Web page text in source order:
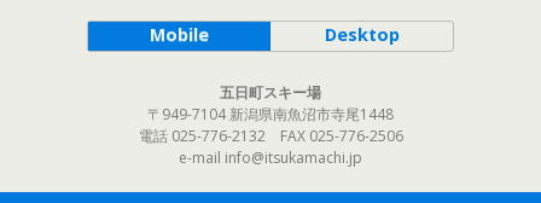
Mobile Desktop
五日町スキー場
〒949-7104 新潟県南魚沼市寺尾1448
電話 025-776-2132 FAX 025-776-2506
e-mail info@itsukamachi.jp